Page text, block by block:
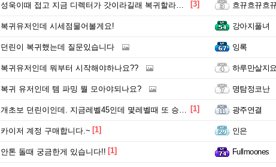
성욱이때 접고 지금 디렉터가 갓이라길래 복귀할라는데 스커상황은 망인가요? [3] 흐뀨흐뀨흐뀨
복귀유저인데 시세점물어볼게요! 강아지풀녀
던린이 복귀했는데 질문있습니다 잉록
복귀유저인데 뭐부터 시작해야하나요?? 하루만살지요
복귀 유저인데 템 파밍 뭘 모아야되나요? 명탐정코난
개초보 던린이인데. 지금레벨45인데 몇레벨때 또 승급같은거하나요? [1] 광주연결
카이저 계정 구매합니다.~ [1] 인은
안톤 돌때 궁금한게 있습니다!! [1] Fullmoones